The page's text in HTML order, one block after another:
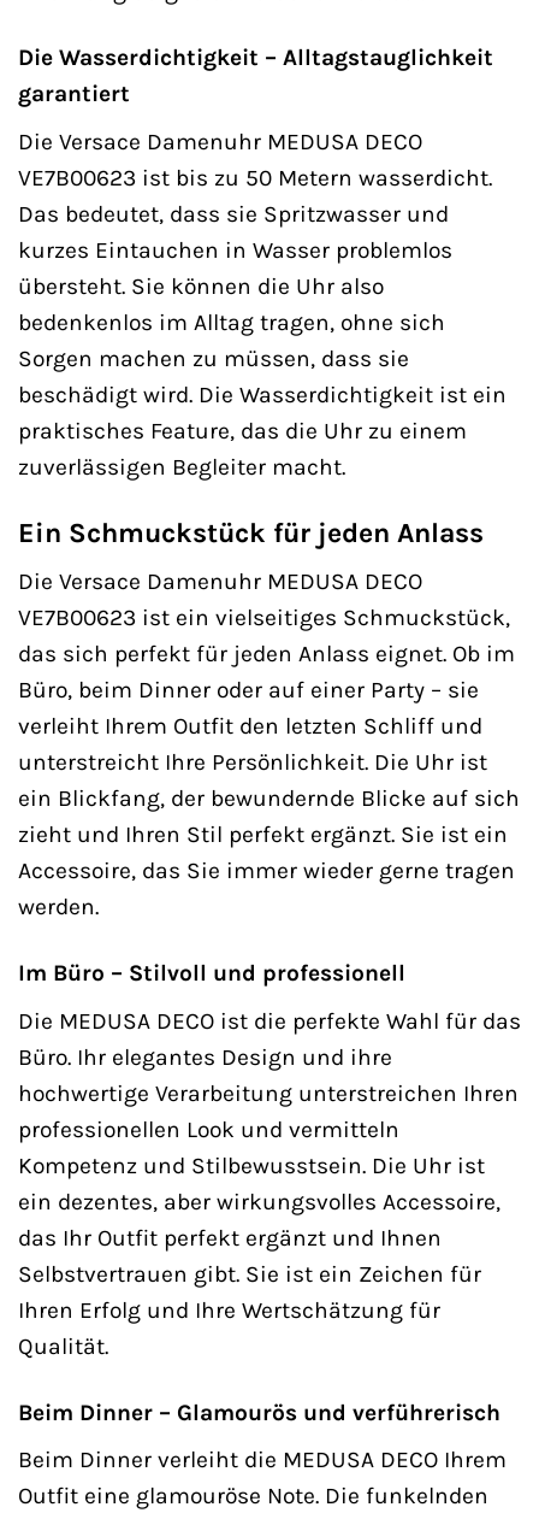
Die Wasserdichtigkeit – Alltagstauglichkeit
garantiert
Die Versace Damenuhr MEDUSA DECO
VE7B00623 ist bis zu 50 Metern wasserdicht.
Das bedeutet, dass sie Spritzwasser und
kurzes Eintauchen in Wasser problemlos
übersteht. Sie können die Uhr also
bedenkenlos im Alltag tragen, ohne sich
Sorgen machen zu müssen, dass sie
beschädigt wird. Die Wasserdichtigkeit ist ein
praktisches Feature, das die Uhr zu einem
zuverlässigen Begleiter macht.
Ein Schmuckstück für jeden Anlass
Die Versace Damenuhr MEDUSA DECO
VE7B00623 ist ein vielseitiges Schmuckstück,
das sich perfekt für jeden Anlass eignet. Ob im
Büro, beim Dinner oder auf einer Party – sie
verleiht Ihrem Outfit den letzten Schliff und
unterstreicht Ihre Persönlichkeit. Die Uhr ist
ein Blickfang, der bewundernde Blicke auf sich
zieht und Ihren Stil perfekt ergänzt. Sie ist ein
Accessoire, das Sie immer wieder gerne tragen
werden.
Im Büro – Stilvoll und professionell
Die MEDUSA DECO ist die perfekte Wahl für das
Büro. Ihr elegantes Design und ihre
hochwertige Verarbeitung unterstreichen Ihren
professionellen Look und vermitteln
Kompetenz und Stilbewusstsein. Die Uhr ist
ein dezentes, aber wirkungsvolles Accessoire,
das Ihr Outfit perfekt ergänzt und Ihnen
Selbstvertrauen gibt. Sie ist ein Zeichen für
Ihren Erfolg und Ihre Wertschätzung für
Qualität.
Beim Dinner – Glamourös und verführerisch
Beim Dinner verleiht die MEDUSA DECO Ihrem
Outfit eine glamouröse Note. Die funkelnden